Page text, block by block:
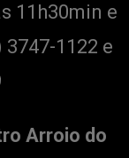
11h30min e
3747-1122 e
Arroio do